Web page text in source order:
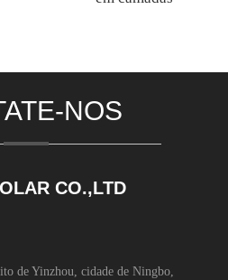
NOS
CO.,LTD
de Yinzhou, cidade de Ningbo,